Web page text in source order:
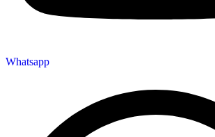
Whatsapp